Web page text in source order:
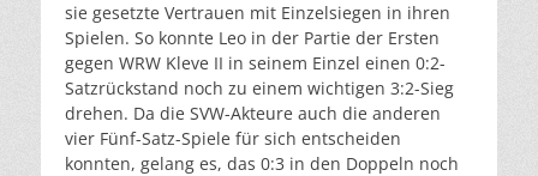
sie gesetzte Vertrauen mit Einzelsiegen in ihren
Spielen. So konnte Leo in der Partie der Ersten
gegen WRW Kleve II in seinem Einzel einen 0:2-
Satzrückstand noch zu einem wichtigen 3:2-Sieg
drehen. Da die SVW-Akteure auch die anderen
vier Fünf-Satz-Spiele für sich entscheiden
konnten, gelang es, das 0:3 in den Doppeln noch